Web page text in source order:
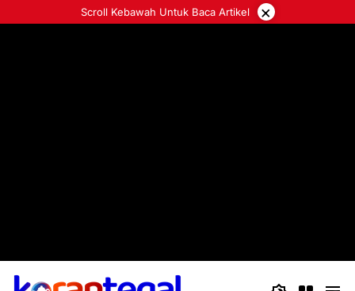
ke
Scroll Kebawah Untuk Baca Artikel ×